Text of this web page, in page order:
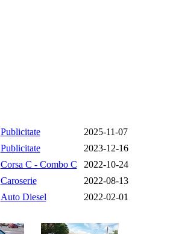
Publicitate
2025-11-07
Publicitate
2023-12-16
Corsa C - Combo C
2022-10-24
Caroserie
2022-08-13
Auto Diesel
2022-02-01